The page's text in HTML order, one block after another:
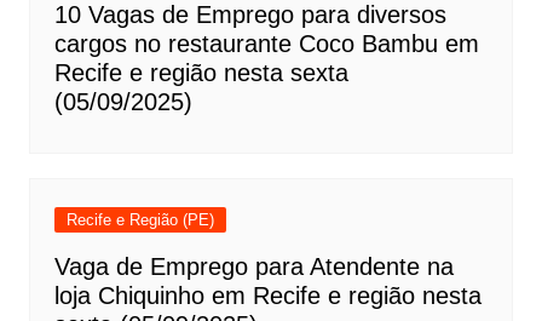
10 Vagas de Emprego para diversos
cargos no restaurante Coco Bambu em
Recife e região nesta sexta
(05/09/2025)
Recife e Região (PE)
Vaga de Emprego para Atendente na
loja Chiquinho em Recife e região nesta